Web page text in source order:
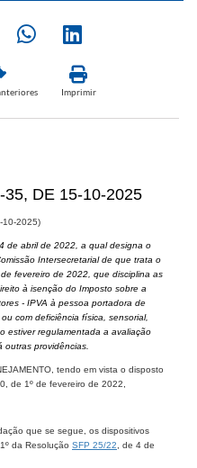
Imprimir
DE 15-1​0-2025
10-2025)
4 de abril de 2022, a qual designa o
Intersecretarial de que trata o
f​evereiro de 2022, que disciplina as
à isenção do Imposto sobre a
- IPVA à pessoa portadora de
com deficiência física, sensorial,
estiver regulamentada a avaliação
outras providências.
tendo em vista o disposto
de 1º de fevereiro de 2022,
que se segue, os dispositivos
da Resolução SFP 25/22 ​, de 4 de